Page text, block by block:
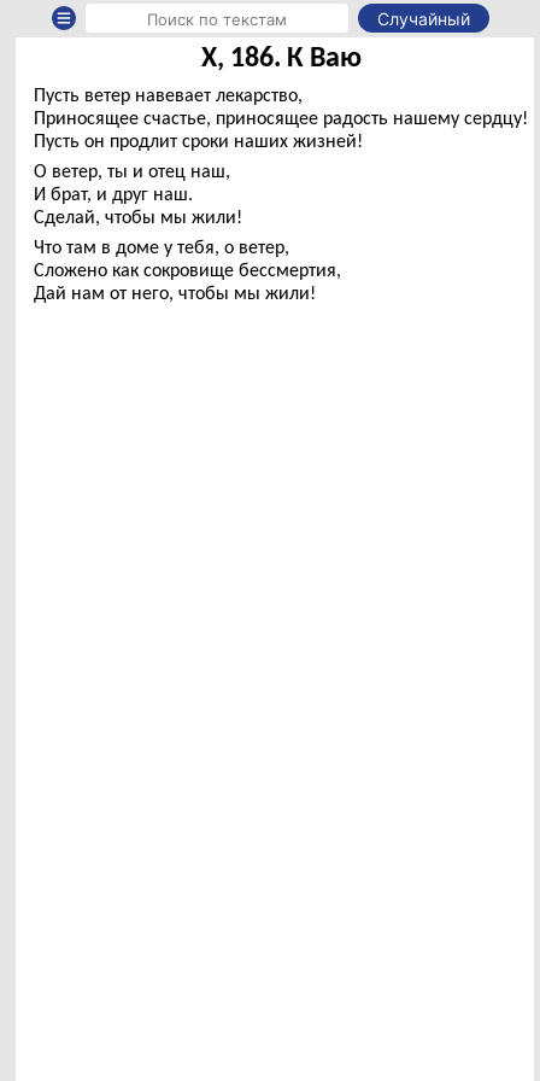
Случайный
X, 186. К Ваю
Пусть ветер навевает лекарство,
Приносящее счастье, приносящее радость нашему сердцу!
Пусть он продлит сроки наших жизней!
О ветер, ты и отец наш,
И брат, и друг наш.
Сделай, чтобы мы жили!
Что там в доме у тебя, о ветер,
Сложено как сокровище бессмертия,
Дай нам от него, чтобы мы жили!